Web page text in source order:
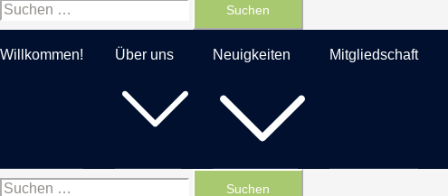
Suchen
nach:
Willkommen!
Über uns Neuigkeiten Mitgliedschaft
Suchen